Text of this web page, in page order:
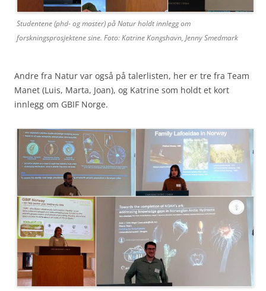
Studentene (phd- og master) på Natur holdt innlegg om
forskningsprosjektene sine. Foto: Katrine Kongshavn, Jenny Smedmark
Andre fra Natur var også på talerlisten, her er tre fra Team
Manet (Luis, Marta, Joan), og Katrine som holdt et kort
innlegg om GBIF Norge.